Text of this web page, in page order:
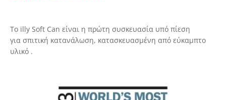
Το illy Soft Can είναι η πρώτη συσκευασία υπό πίεση
για σπιτική κατανάλωση, κατασκευασμένη από εύκαμπτο
υλικό .